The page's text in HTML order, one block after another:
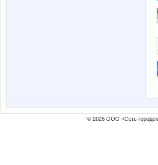
© 2026 ООО «Сеть